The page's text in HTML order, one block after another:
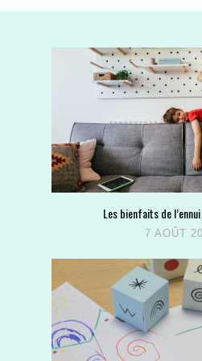
Les bienfaits de
7 AOÛT